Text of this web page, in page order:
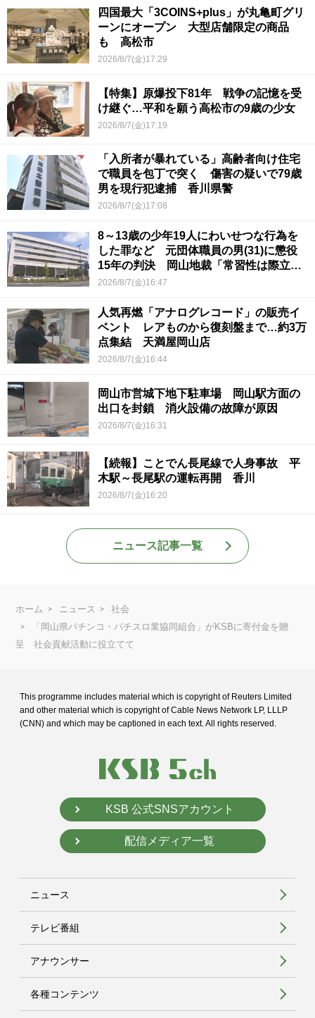
四国最大「3COINS+plus」が丸亀町グリ
ーンにオープン 大型店舗限定の商品
も 高松市
2026/8/7(金)17:29
【特集】原爆投下81年 戦争の記憶を受
け継ぐ…平和を願う高松市の9歳の少女
2026/8/7(金)17:19
「入所者が暴れている」高齢者向け住宅
で職員を包丁で突く 傷害の疑いで79歳
男を現行犯逮捕 香川県警
2026/8/7(金)17:08
8～13歳の少年19人にわいせつな行為を
した罪など 元団体職員の男(31)に懲役
15年の判決 岡山地裁「常習性は際立っ
ていて被害結果も非常に重い」
2026/8/7(金)16:47
人気再燃「アナログレコード」の販売イ
ベント レアものから復刻盤まで…約3万
点集結 天満屋岡山店
2026/8/7(金)16:44
岡山市営城下地下駐車場 岡山駅方面の
出口を封鎖 消火設備の故障が原因
2026/8/7(金)16:31
【続報】ことでん長尾線で人身事故 平
木駅～長尾駅の運転再開 香川
2026/8/7(金)16:20
ニュース記事一覧
ホーム ニュース
社会
「岡山県パチンコ・パチスロ業協同組合」がKSBに寄付金を贈
呈 社会貢献活動に役立てて
This programme includes material which is copyright of Reuters Limited
and other material which is copyright of Cable News Network LP, LLLP
(CNN) and which may be captioned in each text. All rights reserved.
KSB 公式SNSアカウント
配信メディア一覧
ニュース
テレビ番組
アナウンサー
各種コンテンツ